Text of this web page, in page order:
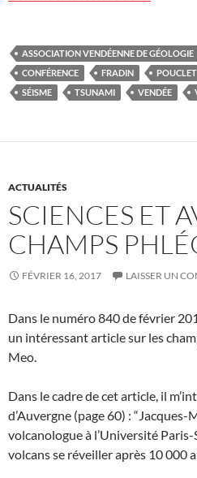
ASSOCIATION VENDÉENNE DE GÉOLOGIE
CONFÉRENCE
FRADIN POUCLET
SÉISME
TSUNAMI VENDÉE
ACTUALITÉS
SCIENCES ET
CHAMPS
FÉVRIER 16, 2017 LAISSER UN
Dans le numéro 840 de février
un intéressant article sur les
Meo.
Dans le cadre de cet article, il
d’Auvergne (page 60) :
volcanologue à l’Université Paris-
volcans se réveiller après 10 000